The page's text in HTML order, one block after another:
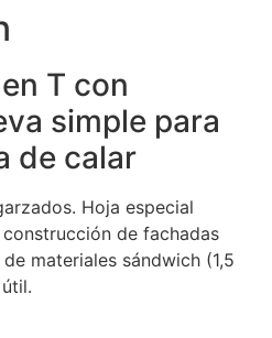
T con
simple para
de calar
Hoja especial
de fachadas
materiales sándwich (1,5